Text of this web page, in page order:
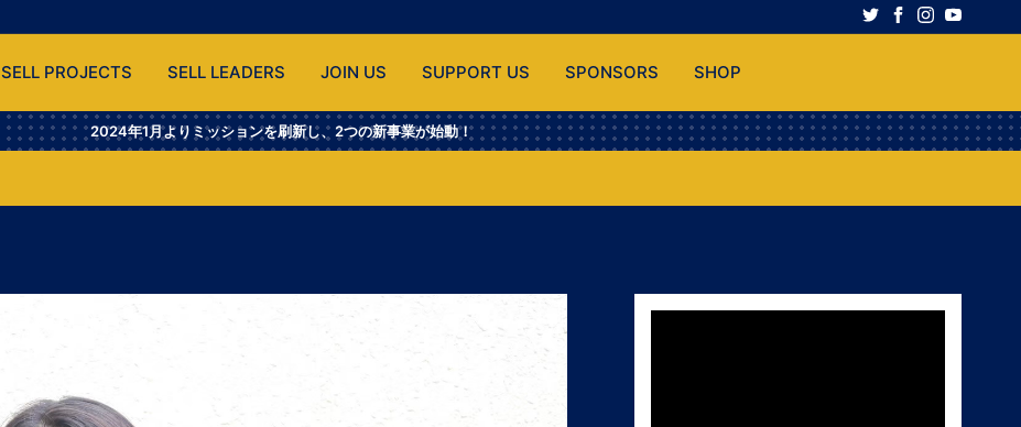
SELL PROJECTS SELL LEADERS JOIN US SUPPORT US SPONSORS SHOP
2024年1月よりミッションを刷新し、2つの新事業が始動！